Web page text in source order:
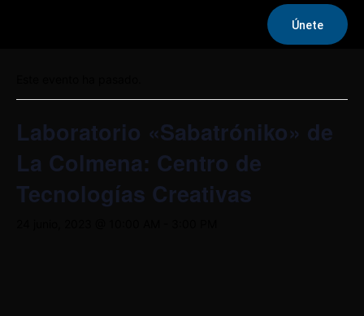
Únete
Laboratorio «Sabatróniko» de
La Colmena: Centro de
Tecnologías Creativas